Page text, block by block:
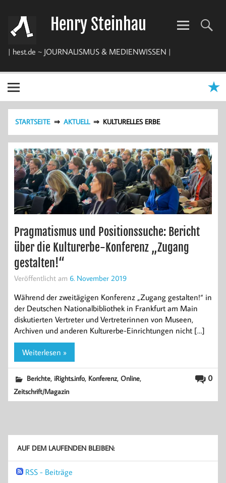
springen
Henry Steinhau
| hest.de ~ JOURNALISMUS & MEDIENWISSEN |
STARTSEITE AKTUELL KULTURELLES ERBE
Pragmatismus und Positionssuche: Bericht
über die Kulturerbe-Konferenz „Zugang
gestalten!“
Veröffentlicht am 6. November 2019
Während der zweitägigen Konferenz „Zugang gestalten!“ in
der Deutschen Nationalbibliothek in Frankfurt am Main
diskutierten Vertreter und Vertreterinnen von Museen,
Archiven und anderen Kulturerbe-Einrichtungen nicht […]
Weiterlesen »
0
Berichte, iRights.info, Konferenz,Online,
Zeitschrift/Magazin
AUF DEM LAUFENDEN BLEIBEN:
RSS - Beiträge